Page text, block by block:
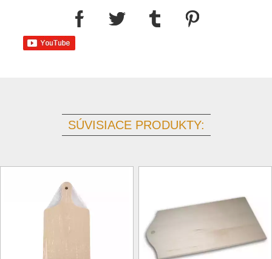
SÚVISIACE PRODUKTY: